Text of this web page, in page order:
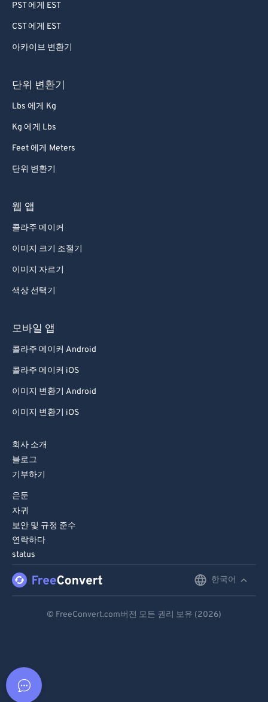
PST 에게 EST
CST 에게 EST
아카이브 변환기
단위 변환기
Lbs 에게 Kg
Kg 에게 Lbs
Feet 에게 Meters
단위 변환기
웹 앱
콜라주 메이커
이미지 크기 조절기
이미지 자르기
색상 선택기
모바일 앱
콜라주 메이커 Android
콜라주 메이커 iOS
이미지 변환기 Android
이미지 변환기 iOS
회사 소개
블로그
기부하기
은둔
자귀
보안 및 규정 준수
연락하다
status
한국어
© FreeConvert.com버전 모든 권리 보유 (2026)